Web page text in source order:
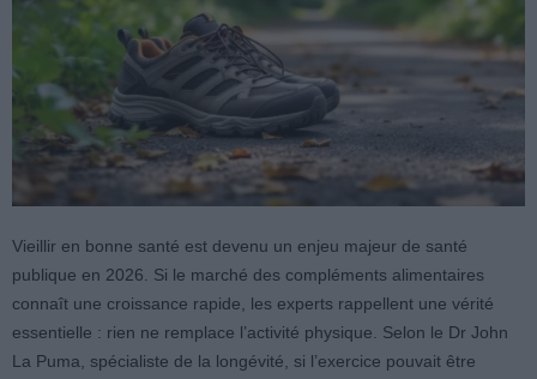
Vieillir en bonne santé est devenu un enjeu majeur de santé
publique en 2026. Si le marché des compléments alimentaires
connaît une croissance rapide, les experts rappellent une vérité
essentielle : rien ne remplace l’activité physique. Selon le Dr John
La Puma, spécialiste de la longévité, si l’exercice pouvait être